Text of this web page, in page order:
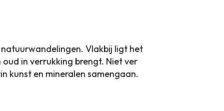
Vlakbij ligt het
in verrukking brengt. Niet ver
kunst en mineralen samengaan.